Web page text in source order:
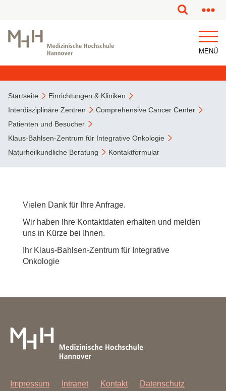
MENÜ
Startseite
Einrichtungen & Kliniken
Interdisziplinäre Zentren
Comprehensive Cancer Center
Patienten und Besucher
Klaus-Bahlsen-Zentrum für Integrative Onkologie
Naturheilkundliche Beratung
Kontaktformular
Vielen Dank für Ihre Anfrage.
Wir haben Ihre Kontaktdaten erhalten und melden
uns in Kürze bei Ihnen.
Ihr Klaus-Bahlsen-Zentrum für Integrative
Onkologie
Impressum Intranet Kontakt
Datenschutz